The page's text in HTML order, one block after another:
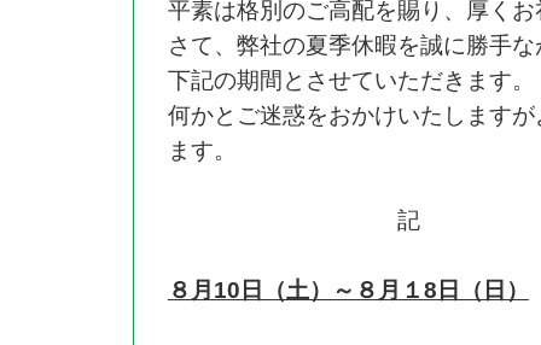
平素は格別のご高配を賜り、厚く
さて、弊社の夏季休暇を誠に勝手
下記の期間とさせていただきます。
何かとご迷惑をおかけいたします
ます。
記
８月10日（土）～８月１8日（日）